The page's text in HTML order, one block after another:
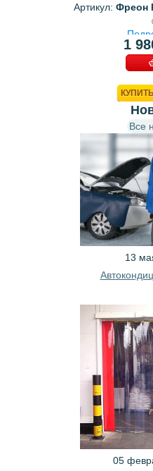
Артикул: Фреон
1
Все
13
05